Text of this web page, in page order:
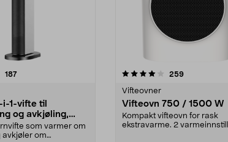
187anmeldelser
1-vifte til
og avkjøling,
som varmer om
avkjøler om
av 5 stjerner 259anmeldelser
Vifteovner
Vifteovn 750 / 1500 W
Kompakt vifteovn for rask
ekstravarme. 2
4.0 av 5 stjerner